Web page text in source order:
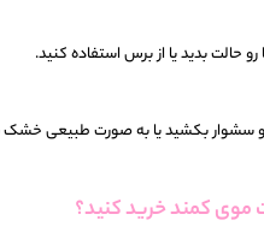
حالت بدید یا از برس استفاده کنید.
رو سشوار بکشید یا به صورت طبیعی
موی کمند خرید کنید؟